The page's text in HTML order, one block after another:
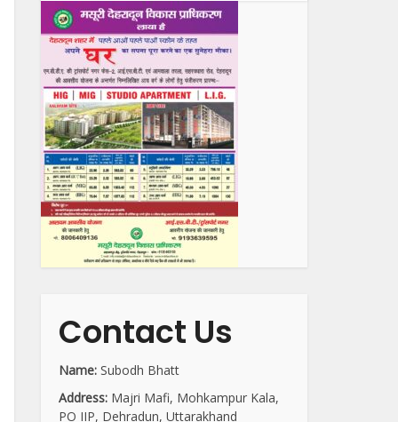
Contact Us
Name: Subodh Bhatt
Address: Majri Mafi, Mohkampur Kala,
PO IIP, Dehradun, Uttarakhand